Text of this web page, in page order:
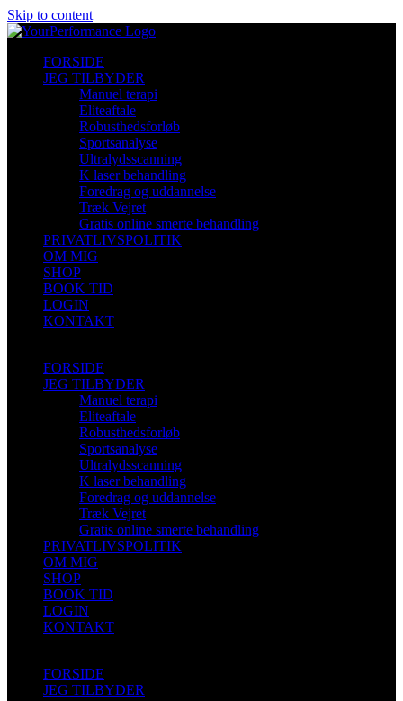
Skip to content
FORSIDE
JEG TILBYDER
Manuel terapi
Eliteaftale
Robusthedsforløb
Sportsanalyse
Ultralydsscanning
K laser behandling
Foredrag og uddannelse
Træk Vejret
Gratis online smerte behandling
PRIVATLIVSPOLITIK
OM MIG
SHOP
BOOK TID
LOGIN
KONTAKT
FORSIDE
JEG TILBYDER
Manuel terapi
Eliteaftale
Robusthedsforløb
Sportsanalyse
Ultralydsscanning
K laser behandling
Foredrag og uddannelse
Træk Vejret
Gratis online smerte behandling
PRIVATLIVSPOLITIK
OM MIG
SHOP
BOOK TID
LOGIN
KONTAKT
FORSIDE
JEG TILBYDER